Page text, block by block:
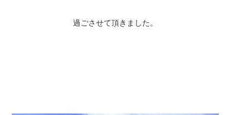
過ごさせて頂きました。